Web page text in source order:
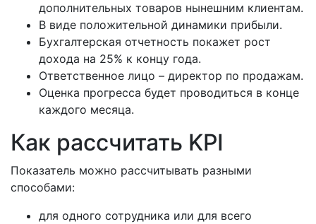
дополнительных товаров нынешним клиентам.
В виде положительной динамики прибыли.
Бухгалтерская отчетность покажет рост
дохода на 25% к концу года.
Ответственное лицо – директор по продажам.
Оценка прогресса будет проводиться в конце
каждого месяца.
Как рассчитать KPI
Показатель можно рассчитывать разными
способами:
для одного сотрудника или для всего